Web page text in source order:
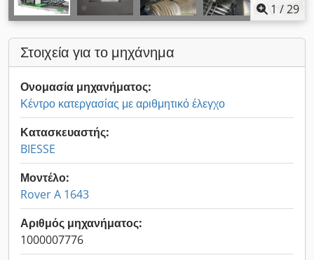
1 /29
Στοιχεία για το μηχάνημα
Ονομασία μηχανήματος:
Κέντρο κατεργασίας με αριθμητικό έλεγχο
Κατασκευαστής:
BIESSE
Μοντέλο:
Rover A 1643
Αριθμός μηχανήματος:
1000007776